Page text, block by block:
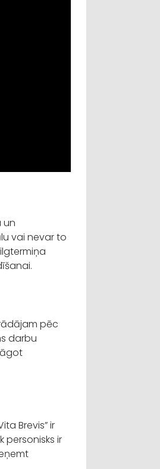
un
vai nevar to
pēc
darbu
Brevis” ir
ir